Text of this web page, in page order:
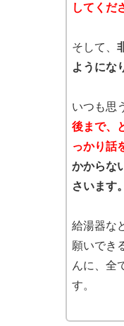
してくだ
そして、
ようにな
いつも思
後まで、
っかり話
かからな
さいます。
給湯器な
願いでき
んに、全
す。